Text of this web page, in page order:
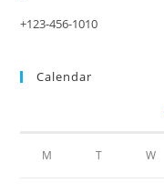
+123-456-1010
Calendar
M T W